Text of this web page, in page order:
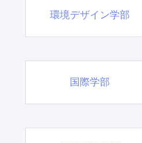
環境デザイン学部
国際学部